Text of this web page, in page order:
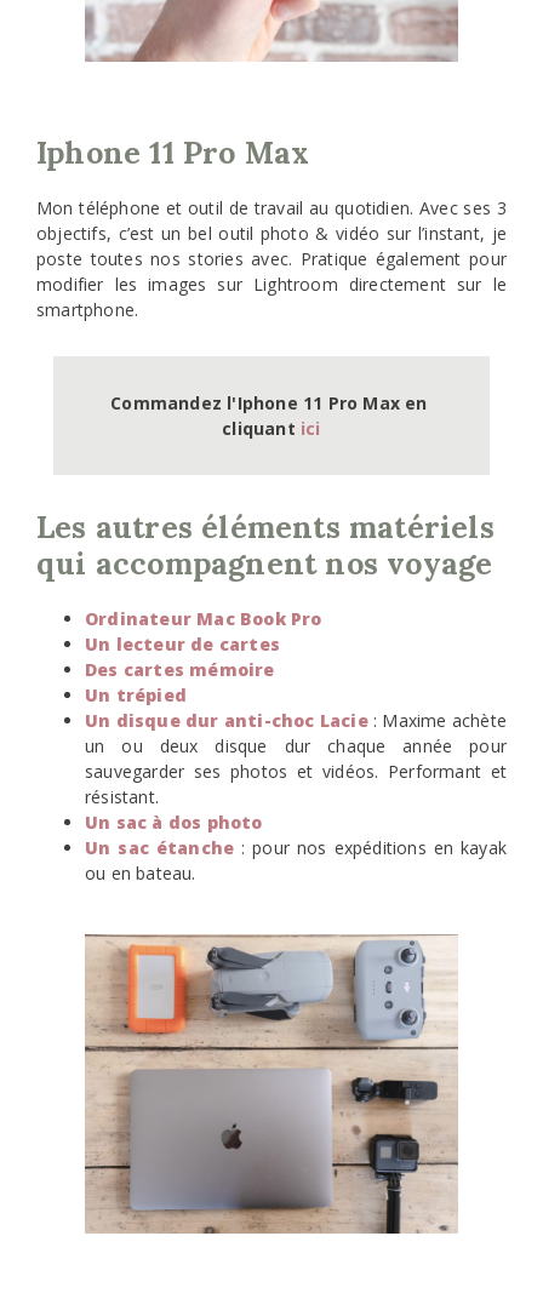
Iphone 11 Pro Max
Mon téléphone et outil de travail au quotidien. Avec ses 3
objectifs, c’est un bel outil photo & vidéo sur l’instant, je
poste toutes nos stories avec. Pratique également pour
modifier les images sur Lightroom directement sur le
smartphone.
Commandez l'Iphone 11 Pro Max en
cliquant ici
Les autres éléments matériels
qui accompagnent nos voyage
Ordinateur Mac Book Pro
Un lecteur de cartes
Des cartes mémoire
Un trépied
Un disque dur anti-choc Lacie: Maxime achète
un ou deux disque dur chaque année pour
sauvegarder ses photos et vidéos. Performant et
résistant.
Un sac à dos photo
Un sac étanche : pour nos expéditions en kayak
ou en bateau.